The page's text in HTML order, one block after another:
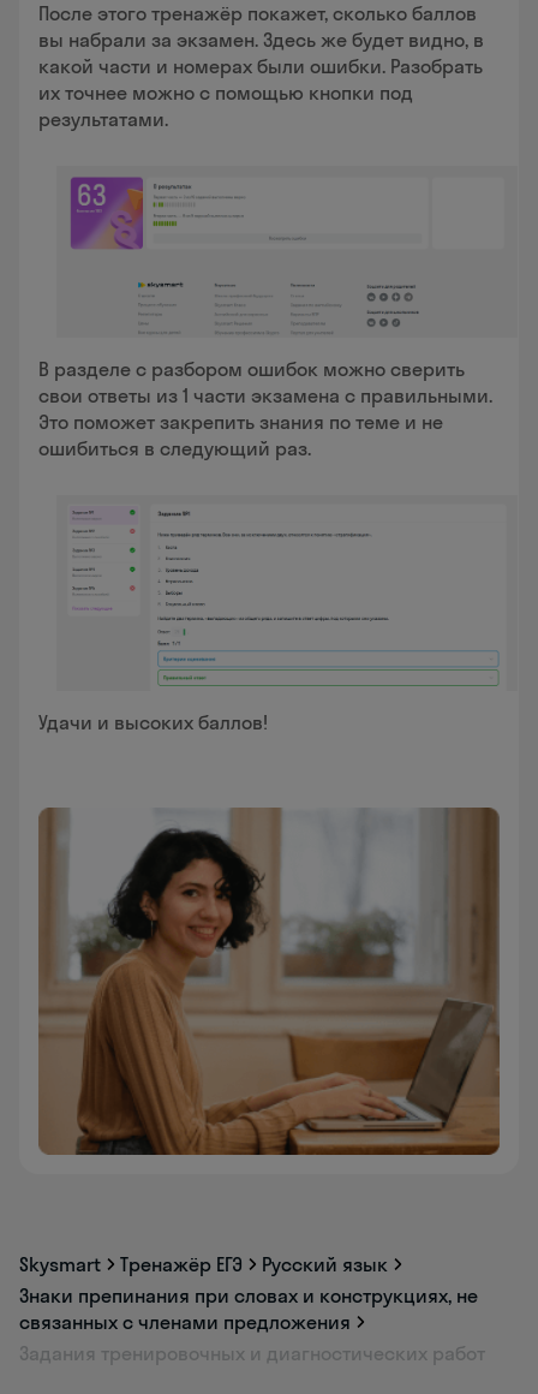
После этого тренажёр покажет, сколько баллов
вы набрали за экзамен. Здесь же будет видно, в
какой части и номерах были ошибки. Разобрать
их точнее можно с помощью кнопки под
результатами.
В разделе с разбором ошибок можно сверить
свои ответы из 1 части экзамена с правильными.
Это поможет закрепить знания по теме и не
ошибиться в следующий раз.
Удачи и высоких баллов!
Skysmart Тренажёр ЕГЭ
Русский язык
Знаки препинания при словах и конструкциях, не
связанных с членами предложения
Задания тренировочных и диагностических работ